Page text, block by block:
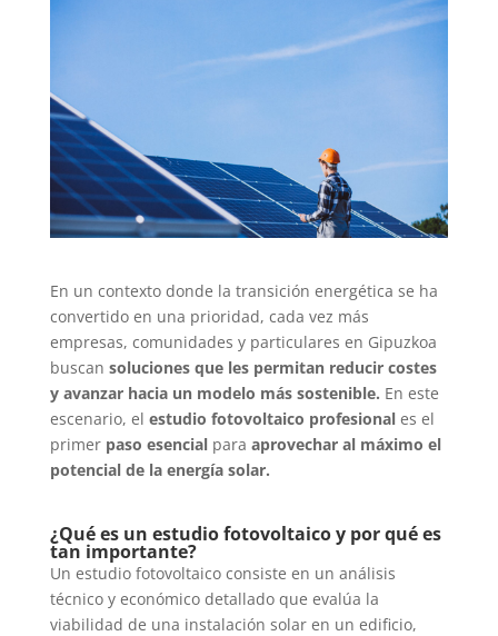
En un contexto donde la transición energética se ha
convertido en una prioridad, cada vez más
empresas, comunidades y particulares en Gipuzkoa
buscan soluciones que les permitan reducir costes
y avanzar hacia un modelo más sostenible. En este
escenario, el estudio fotovoltaico profesionales el
primer paso esencialpara aprovechar al máximo el
potencial de la energía solar.
¿Qué es un estudio fotovoltaico y por qué es
tan importante?
Un estudio fotovoltaico consiste en un análisis
técnico y económico detallado que evalúa la
viabilidad de una instalación solar en un edificio,